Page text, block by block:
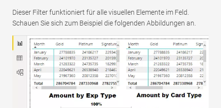
Dieser Filter funktioniert für alle visuellen Elemente im Feld.
Schauen Sie sich zum Beispiel die folgenden Abbildungen an.